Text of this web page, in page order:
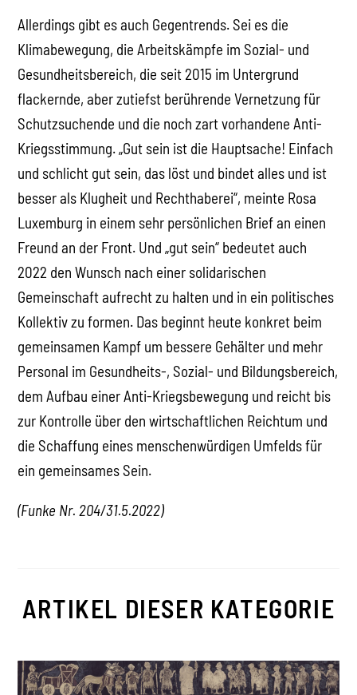
Allerdings gibt es auch Gegentrends. Sei es die
Klimabewegung, die Arbeitskämpfe im Sozial- und
Gesundheitsbereich, die seit 2015 im Untergrund
flackernde, aber zutiefst berührende Vernetzung für
Schutzsuchende und die noch zart vorhandene Anti-
Kriegsstimmung. „Gut sein ist die Hauptsache! Einfach
und schlicht gut sein, das löst und bindet alles und ist
besser als Klugheit und Rechthaberei“, meinte Rosa
Luxemburg in einem sehr persönlichen Brief an einen
Freund an der Front. Und „gut sein“ bedeutet auch
2022 den Wunsch nach einer solidarischen
Gemeinschaft aufrecht zu halten und in ein politisches
Kollektiv zu formen. Das beginnt heute konkret beim
gemeinsamen Kampf um bessere Gehälter und mehr
Personal im Gesundheits-, Sozial- und Bildungsbereich,
dem Aufbau einer Anti-Kriegsbewegung und reicht bis
zur Kontrolle über den wirtschaftlichen Reichtum und
die Schaffung eines menschenwürdigen Umfelds für
ein gemeinsames Sein.
(Funke Nr. 204/31.5.2022)
ARTIKEL DIESER KATEGORIE